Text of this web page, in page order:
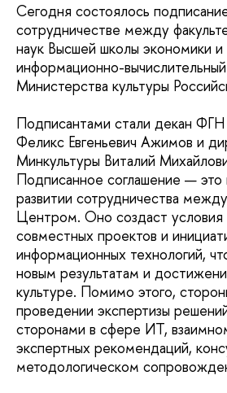
Сегодня состоялось
сотрудничестве между
наук Высшей школы экономики
информационно-
Министерства культуры
Подписантами стали декан
Феликс Евгеньевич Ажимов и
Минкультуры Виталий
Подписанное соглашение — это
развитии сотрудничества
Центром. Оно создаст условия
совместных проектов и
информационных технологий,
новым результатам и
культуре. Помимо этого,
проведении экспертизы
сторонами в сфере ИТ,
экспертных рекомендаций,
методологическом